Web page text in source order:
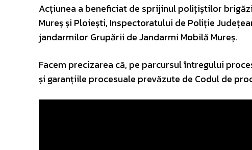
Acțiunea a beneficiat de sprijinul polițiștilor
Mureș și Ploiești, Inspectoratului de Poliție
jandarmilor Grupării de Jandarmi Mobilă Mureș.
Facem precizarea că, pe parcursul întregului
și garanțiile procesuale prevăzute de Codul de